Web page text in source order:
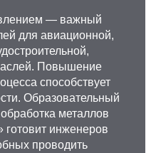
— важный
для авиационной,
Повышение
способствует
Образовательный
металлов
готовит инженеров
проводить